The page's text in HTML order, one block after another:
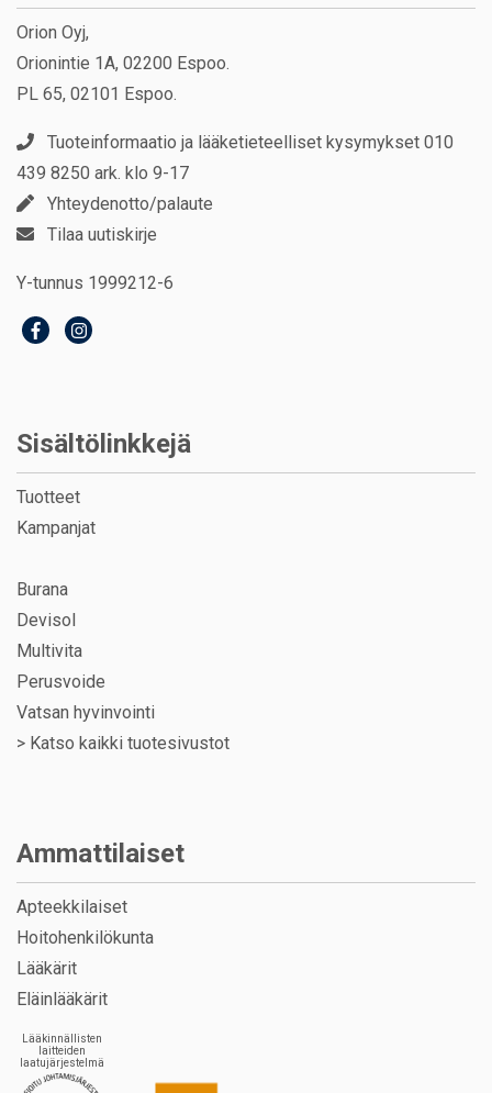
Orion Oyj,
Orionintie 1A, 02200 Espoo.
PL 65, 02101 Espoo.
Tuoteinformaatio ja lääketieteelliset kysymykset 010
439 8250 ark. klo 9-17
Yhteydenotto/palaute
Tilaa uutiskirje
Y-tunnus 1999212-6
Sisältölinkkejä
Tuotteet
Kampanjat
Burana
Devisol
Multivita
Perusvoide
Vatsan hyvinvointi
> Katso kaikki tuotesivustot
Ammattilaiset
Apteekkilaiset
Hoitohenkilökunta
Lääkärit
Eläinlääkärit
Lääkinnällisten
laitteiden
laatujärjestelmä